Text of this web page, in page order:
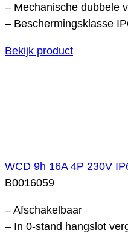
– Mechanische dubbele
– Beschermingsklasse
Bekijk product
WCD 9h 16A 4P 230V
B0016059
– Afschakelbaar
– In 0-stand hangslot